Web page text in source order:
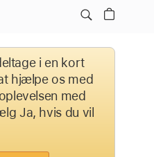
i en kort
hjælpe os med
med
Ja, hvis du vil